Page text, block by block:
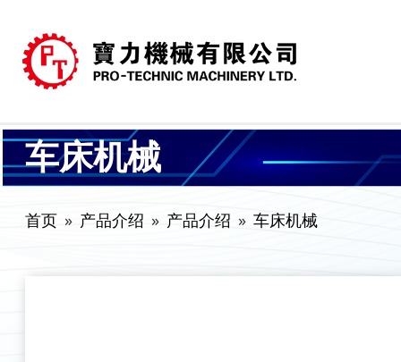
车床机械
首页 产品介绍 产品介绍 车床机械